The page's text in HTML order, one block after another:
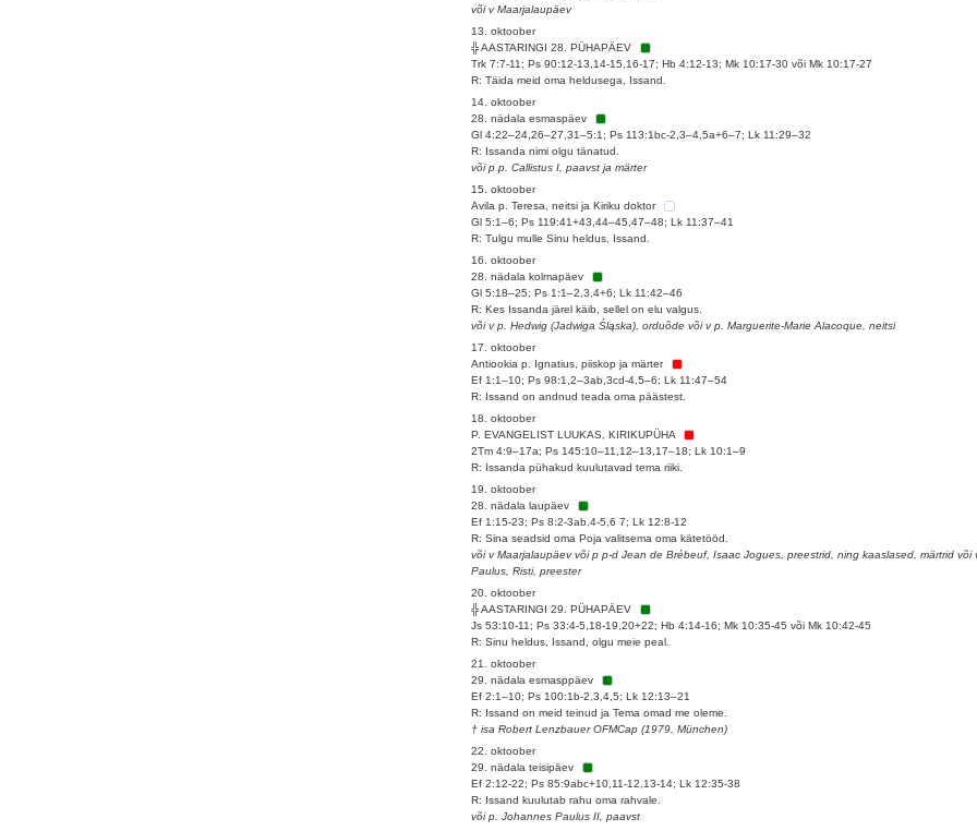
või v Maarjalaupäev
13. oktoober
╬ AASTARINGI 28. PÜHAPÄEV
Trk 7:7-11; Ps 90:12-13,14-15,16-17; Hb 4:12-13; Mk 10:17-30 või Mk 10:17-27
R: Täida meid oma heldusega, Issand.
14. oktoober
28. nädala esmaspäev
Gl 4:22–24,26–27,31–5:1; Ps 113:1bc-2,3–4,5a+6–7; Lk 11:29–32
R: Issanda nimi olgu tänatud.
või p p. Callistus I, paavst ja märter
15. oktoober
Avila p. Teresa, neitsi ja Kiriku doktor
Gl 5:1–6; Ps 119:41+43,44–45,47–48; Lk 11:37–41
R: Tulgu mulle Sinu heldus, Issand.
16. oktoober
28. nädala kolmapäev
Gl 5:18–25; Ps 1:1–2,3,4+6; Lk 11:42–46
R: Kes Issanda järel käib, sellel on elu valgus.
või v p. Hedwig (Jadwiga Śląska), orduõde või v p. Marguerite-Marie Alacoque, neitsi
17. oktoober
Antiookia p. Ignatius, piiskop ja märter
Ef 1:1–10; Ps 98:1,2–3ab,3cd-4,5–6; Lk 11:47–54
R: Issand on andnud teada oma päästest.
18. oktoober
P. EVANGELIST LUUKAS, KIRIKUPÜHA
2Tm 4:9–17a; Ps 145:10–11,12–13,17–18; Lk 10:1–9
R: Issanda pühakud kuulutavad tema riiki.
19. oktoober
28. nädala laupäev
Ef 1:15-23; Ps 8:2-3ab,4-5,6 7; Lk 12:8-12
R: Sina seadsid oma Poja valitsema oma kätetööd.
või v Maarjalaupäev või p p-d Jean de Brébeuf, Isaac Jogues, preestrid, ning kaaslased, märtrid või
Paulus, Risti, preester
20. oktoober
╬ AASTARINGI 29. PÜHAPÄEV
Js 53:10-11; Ps 33:4-5,18-19,20+22; Hb 4:14-16; Mk 10:35-45 või Mk 10:42-45
R: Sinu heldus, Issand, olgu meie peal.
21. oktoober
29. nädala esmasppäev
Ef 2:1–10; Ps 100:1b-2,3,4,5; Lk 12:13–21
R: Issand on meid teinud ja Tema omad me oleme.
† isa Robert Lenzbauer OFMCap (1979, München)
22. oktoober
29. nädala teisipäev
Ef 2:12-22; Ps 85:9abc+10,11-12,13-14; Lk 12:35-38
R: Issand kuulutab rahu oma rahvale.
või p. Johannes Paulus II, paavst